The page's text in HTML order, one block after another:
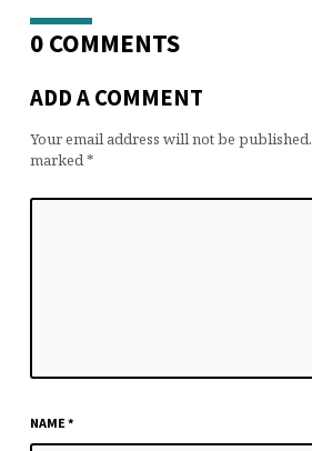
0 COMMENTS
ADD A COMMENT
Your email address will not be published.
marked *
NAME *